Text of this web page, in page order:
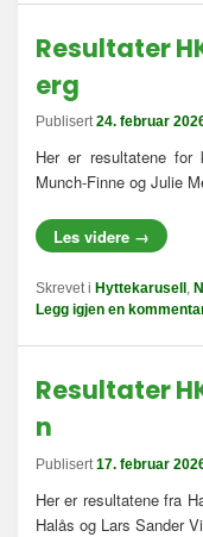
Resultater
erg
Publisert24. februar
Her er resultatene for
Munch-Finne og Julie
Les videre →
Skrevet i Hyttekarusell ,
Legg igjen en
Resultater
n
Publisert 17. februar
Her er resultatene fra
Halås og Lars Sander